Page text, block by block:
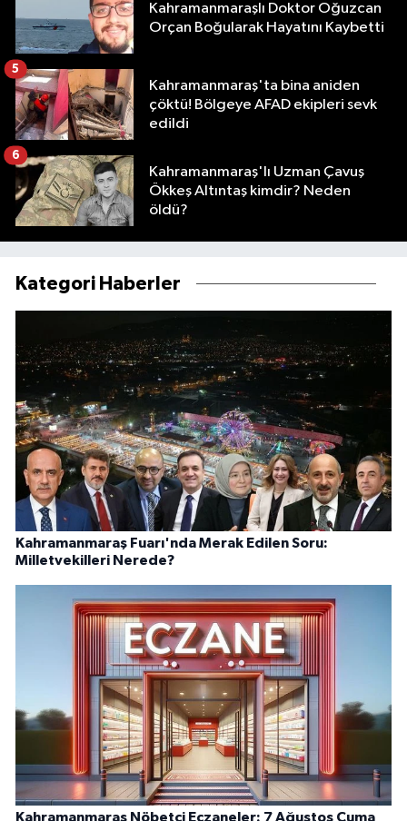
Kahramanmaraşlı Doktor Oğuzcan
Orçan Boğularak Hayatını Kaybetti
Kahramanmaraş'ta bina aniden
çöktü! Bölgeye AFAD ekipleri sevk
edildi
5
Kahramanmaraş'lı Uzman Çavuş
Ökkeş Altıntaş kimdir? Neden
öldü?
6
Kategori Haberler
Kahramanmaraş Fuarı'nda Merak Edilen Soru:
Milletvekilleri Nerede?
Kahramanmaraş Nöbetçi Eczaneler: 7 Ağustos Cuma